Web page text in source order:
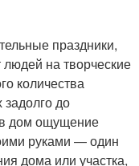
праздники,
на творческие
количества
до
в дом ощущение
руками — один
дома или участка,